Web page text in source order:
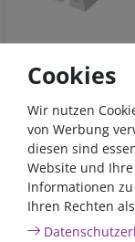
Solarmodule |
39,90 €*
sofort lieferbar
*inkl. 19% MwSt.zzgl.
Versandkosten
Cookies
Wir nutzen
von Werbung
diesen sind
Website und
Informationen
Ihren Rechten